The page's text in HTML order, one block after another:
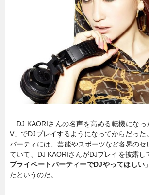
DJ KAORIさんの名声を高める転機になっ
V」でDJプレイするようになってからだった
パーティには、芸能やスポーツなど各界のセ
ていて、DJ KAORIさんがDJプレイを披露し
プライベートパーティーでDJやってほしい
たというのだ。